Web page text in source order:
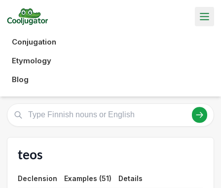
Conjugation
Etymology
Blog
teos
Declension Examples (51) Details